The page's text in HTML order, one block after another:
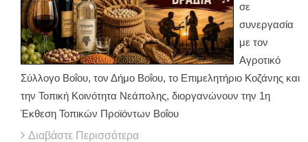
σε
συνεργασία
με τον
Αγροτικό
Σύλλογο Βοΐου, τον Δήμο Βοΐου, το Επιμελητήριο Κοζάνης και
την Τοπική Κοινότητα Νεάπολης, διοργανώνουν την 1η
Έκθεση Τοπικών Προϊόντων Βοΐου
Διαβάστε Περισσότερα